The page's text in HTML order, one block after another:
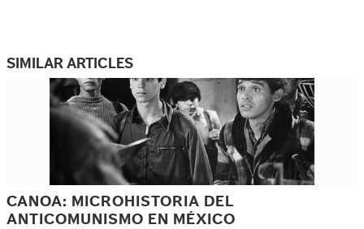
SIMILAR ARTICLES
CANOA: MICROHISTORIA DEL
ANTICOMUNISMO EN MÉXICO